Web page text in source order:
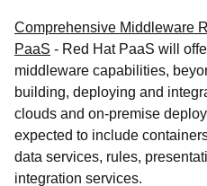
Comprehensive Middleware
PaaS - Red Hat PaaS will
middleware capabilities,
building, deploying and
clouds and on-premise
expected to include
data services, rules,
integration services.